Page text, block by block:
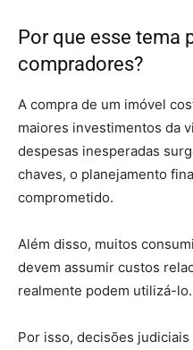
Por que esse tema
compradores?
A compra de um imóvel
maiores investimentos da
despesas inesperadas
chaves, o planejamento
comprometido.
Além disso, muitos
devem assumir custos
realmente podem utilizá-lo.
Por isso, decisões